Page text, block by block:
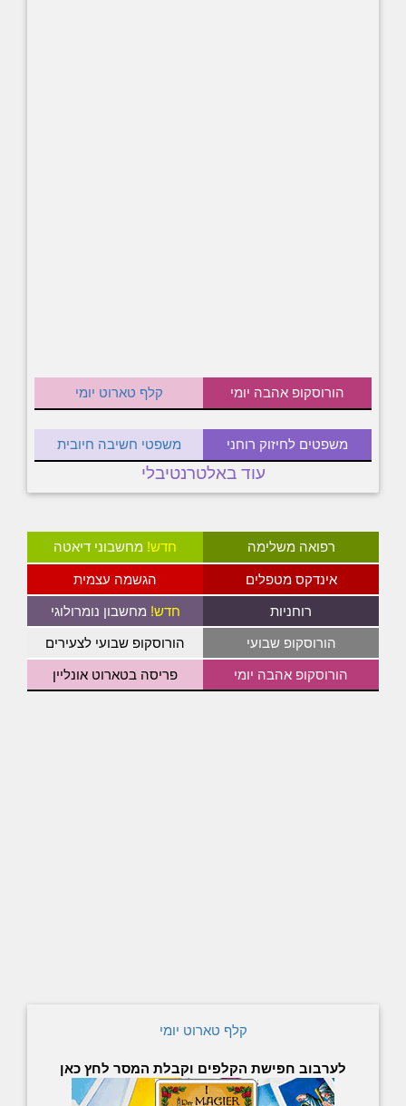
הורוסקופ אהבה יומי קלף טארוט יומי
משפטים לחיזוק רוחני משפטי חשיבה חיובית
עוד באלטרנטיבלי
רפואה משלימה חדש! מחשבוני דיאטה
אינדקס מטפלים הגשמה עצמית
רוחניות חדש! מחשבון נומרולוגי
הורוסקופ שבועי הורוסקופ שבועי לצעירים
הורוסקופ אהבה יומי פריסה בטארוט אונליין
קלף טארוט יומי
לערבוב חפישת הקלפים וקבלת המסר לחץ כאן